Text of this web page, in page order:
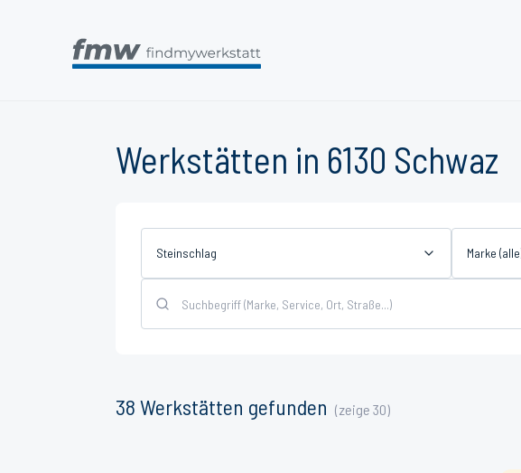
Werkstätten in 6130 Schwaz
Steinschlag Marke
38 Werkstätten gefunden (zeige 30)